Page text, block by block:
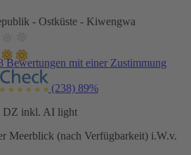
- Ostküste - Kiwengwa
Bewertungen mit einer Zustimmung
(238) 89%
DZ inkl. AI light
Meerblick (nach Verfügbarkeit) i.W.v.